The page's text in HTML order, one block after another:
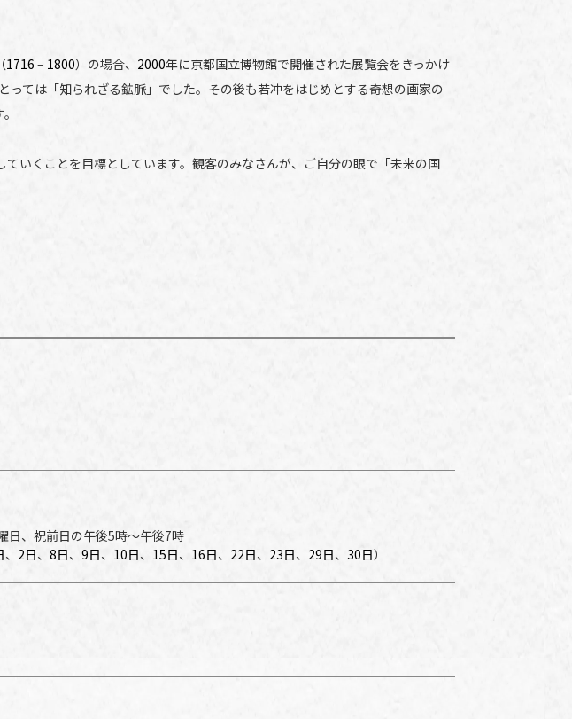
1716 – 1800）の場合、 2000年に京都国立博物館で開催された展覧会をきっかけ
っては「知られざる鉱脈」でした。その後も若冲をはじめとする奇想の画家の
いくことを目標としています。観客のみなさんが、ご自分の眼で「未来の国
日、祝前日の午後5時～午後7時
、 2日、 8日、 9日、 10日、 15日、 16日、 22日、 23日、 29日、 30日）